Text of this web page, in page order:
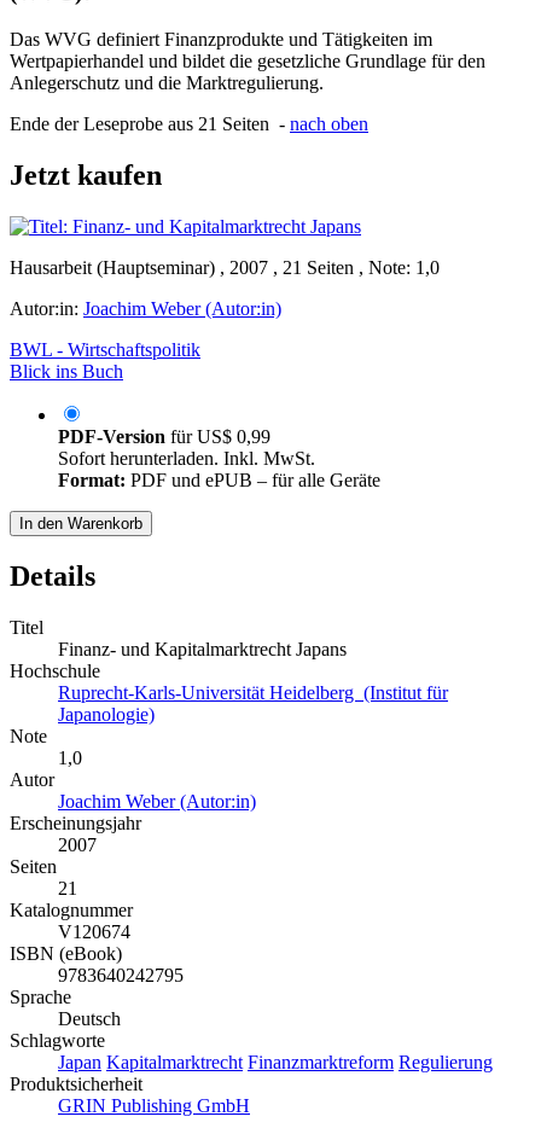
Das WVG definiert Finanzprodukte und Tätigkeiten im
Wertpapierhandel und bildet die gesetzliche Grundlage für den
Anlegerschutz und die Marktregulierung.
Ende der Leseprobe aus 21 Seiten - nach oben
Jetzt kaufen
Hausarbeit (Hauptseminar) , 2007 , 21 Seiten , Note: 1,0
Autor:in: Joachim Weber (Autor:in)
BWL - Wirtschaftspolitik
Blick ins Buch
PDF-Version fürUS$ 0,99
Sofort herunterladen. Inkl. MwSt.
Format: PDF und ePUB – für alle Geräte
In den Warenkorb
Details
Titel
Finanz- und Kapitalmarktrecht Japans
Hochschule
Ruprecht-Karls-Universität Heidelberg (Institut für
Japanologie)
Note
1,0
Autor
Joachim Weber (Autor:in)
Erscheinungsjahr
2007
Seiten
21
Katalognummer
V120674
ISBN (eBook)
9783640242795
Sprache
Deutsch
Schlagworte
Japan Kapitalmarktrecht Finanzmarktreform Regulierung
Produktsicherheit
GRIN Publishing GmbH